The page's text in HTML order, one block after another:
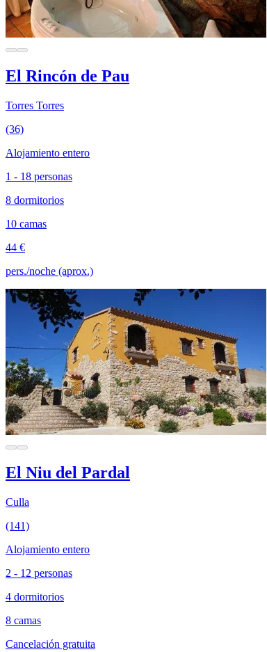
El Rincón de Pau
Torres Torres
(36)
Alojamiento entero
1 - 18 personas
8 dormitorios
10 camas
44 €
pers./noche (aprox.)
El Niu del Pardal
Culla
(141)
Alojamiento entero
2 - 12 personas
4 dormitorios
8 camas
Cancelación gratuita